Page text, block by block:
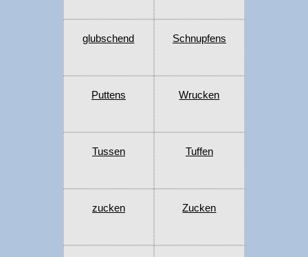
glubschend Schnupfens
Puttens Wrucken
Tussen Tuffen
zucken Zucken